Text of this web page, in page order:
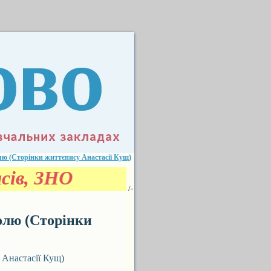
життєпису Анастасії Кущ)
ЗНО
/-
(Сторінки
Кущ)